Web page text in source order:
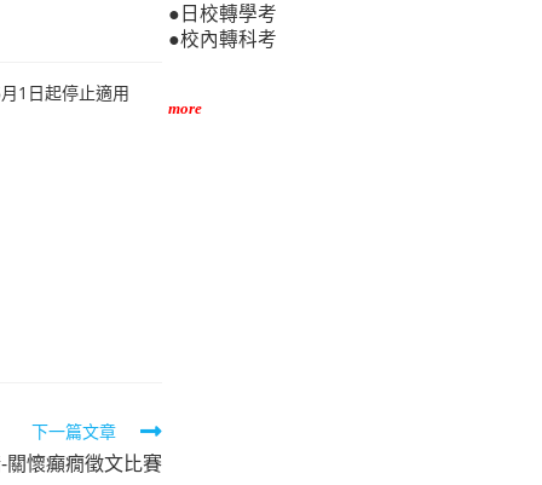
1日起停止適用
下一篇文章
關懷癲癇徵文比賽
●日校轉學考
●校內轉科考
more